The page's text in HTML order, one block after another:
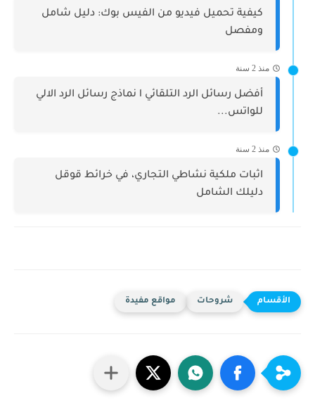
كيفية تحميل فيديو من الفيس بوك: دليل شامل
ومفصل
منذ 2 سنة
أفضل رسائل الرد التلقائي l نماذج رسائل الرد الالي
للواتس...
منذ 2 سنة
اثبات ملكية نشاطي التجاري، في خرائط قوقل
دليلك الشامل
شروحات مواقع مفيدة